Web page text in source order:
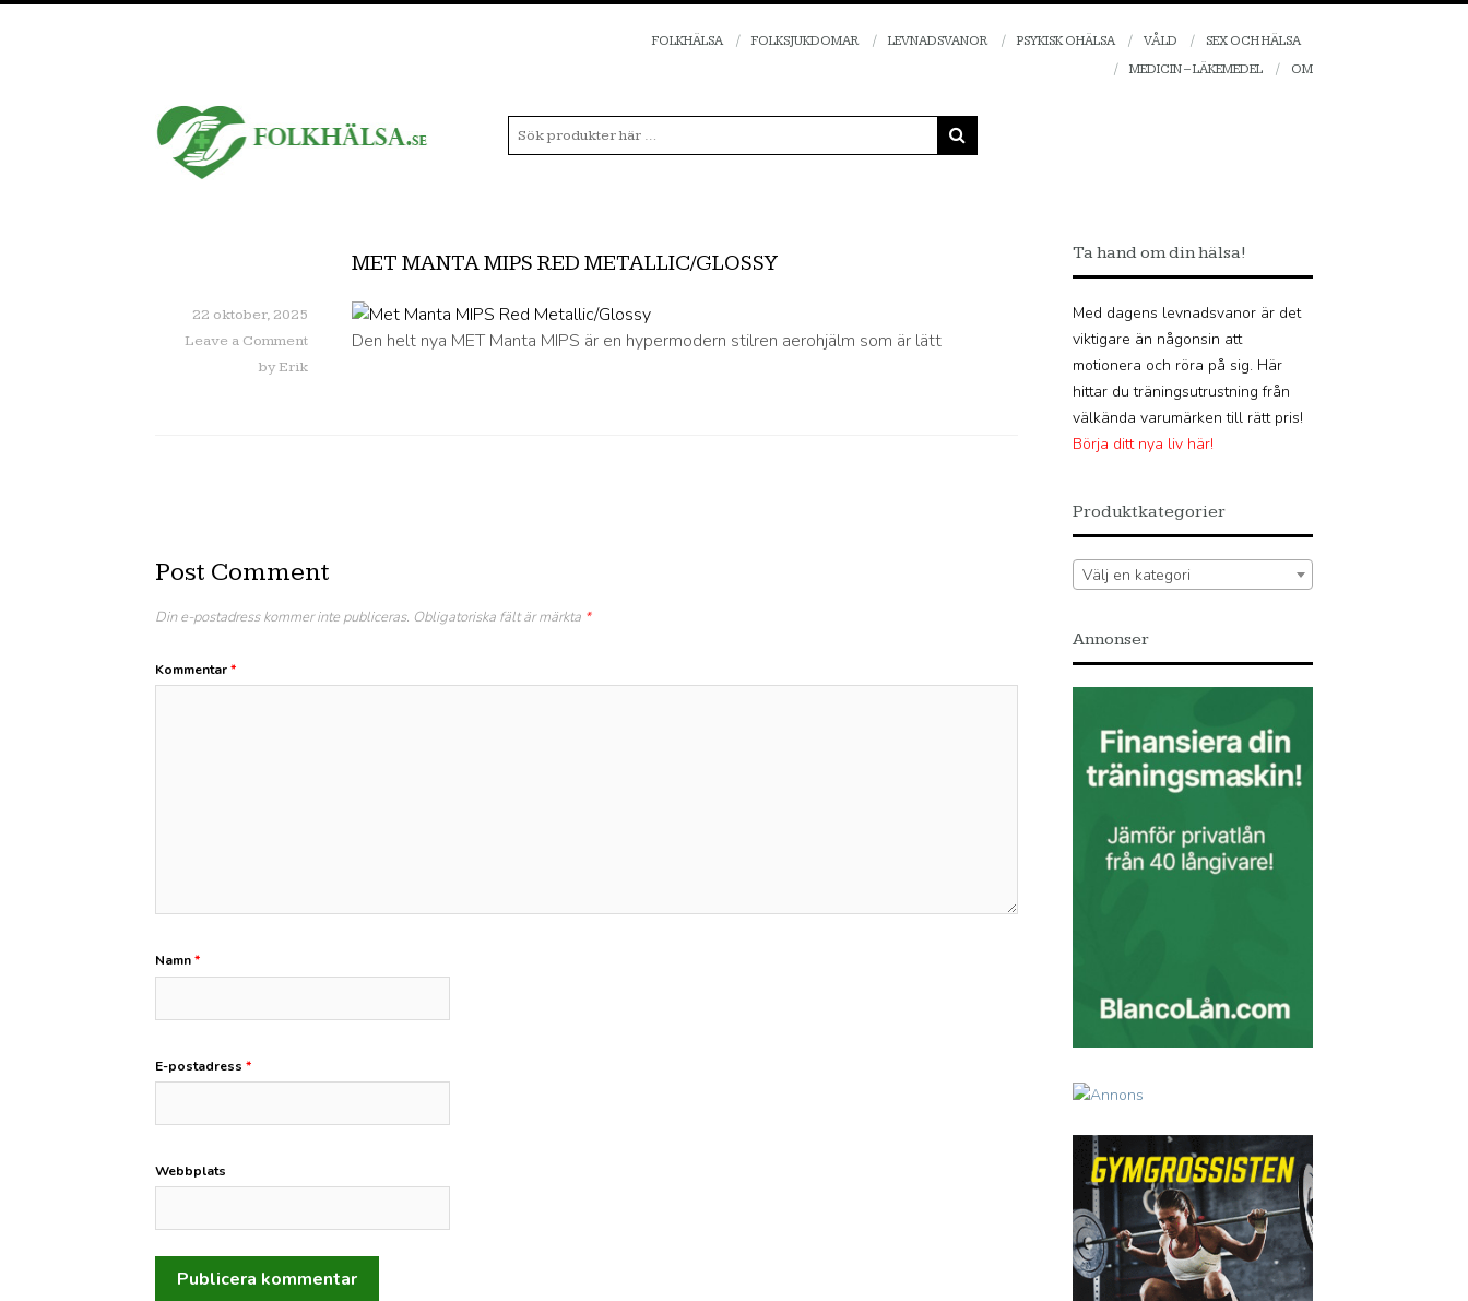
FOLKHÄLSA FOLKSJUKDOMAR LEVNADSVANOR PSYKISK OHÄLSA VÅLD
SEX OCH HÄLSA
MEDICIN – LÄKEMEDEL
OM
MET MANTA MIPS RED METALLIC/GLOSSY
22 oktober, 2025
Leave a Comment
byErik
Den helt nya MET Manta MIPS är en hypermodern stilren aerohjälm som är lätt
Post Comment
Din e-postadress kommer inte publiceras. Obligatoriska fält är märkta *
Kommentar*
Namn*
E-postadress *
Webbplats
Ta hand om din hälsa!
Med dagens levnadsvanor är det
viktigare än någonsin att
motionera och röra på sig. Här
hittar du träningsutrustning från
välkända varumärken till rätt pris!
Börja ditt nya liv här!
Produktkategorier
Välj en kategori
Annonser